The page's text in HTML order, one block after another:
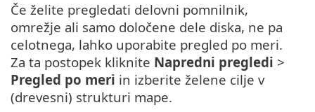
Če želite pregledati delovni pomnilnik,
omrežje ali samo določene dele diska, ne pa
celotnega, lahko uporabite pregled po meri.
Za ta postopek kliknite Napredni pregledi >
Pregled po meri in izberite želene cilje v
(drevesni) strukturi mape.